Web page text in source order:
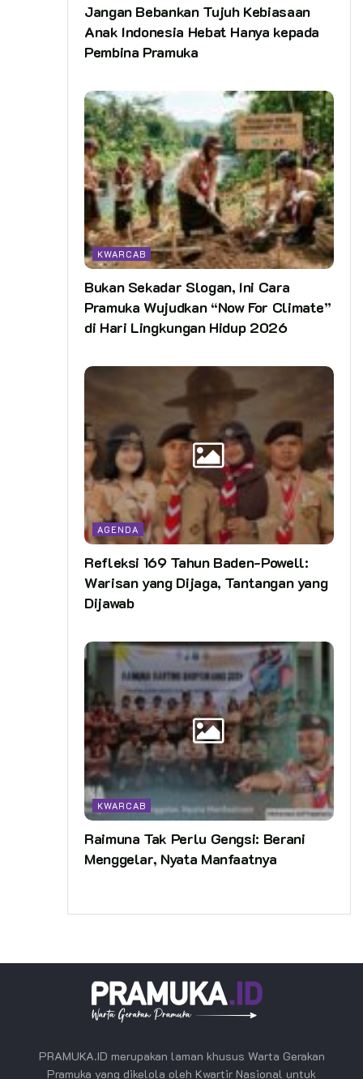
Jangan Bebankan Tujuh Kebiasaan
Anak Indonesia Hebat Hanya kepada
Pembina Pramuka
KWARCAB
Bukan Sekadar Slogan, Ini Cara
Pramuka Wujudkan “Now For Climate”
di Hari Lingkungan Hidup 2026
AGENDA
Refleksi 169 Tahun Baden-Powell:
Warisan yang Dijaga, Tantangan yang
Dijawab
KWARCAB
Raimuna Tak Perlu Gengsi: Berani
Menggelar, Nyata Manfaatnya
PRAMUKA.ID merupakan laman khusus Warta Gerakan
Pramuka yang dikelola oleh Kwartir Nasional untuk